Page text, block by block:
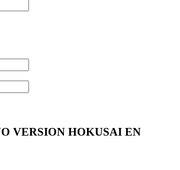
VERSION HOKUSAI EN